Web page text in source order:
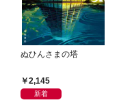
ぬひんさまの塔
2,145
新着